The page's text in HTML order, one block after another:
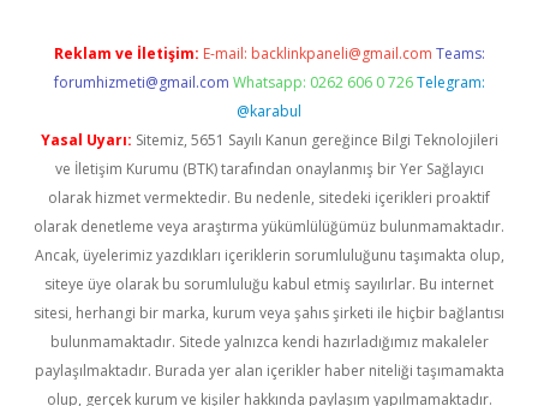
Reklam ve İletişim: E-mail: backlinkpaneli@gmail.com Teams:
forumhizmeti@gmail.com Whatsapp: 0262 606 0 726 Telegram:
@karabul
Yasal Uyarı: Sitemiz, 5651 Sayılı Kanun gereğince Bilgi Teknolojileri
ve İletişim Kurumu (BTK) tarafından onaylanmış bir Yer Sağlayıcı
olarak hizmet vermektedir. Bu nedenle, sitedeki içerikleri proaktif
olarak denetleme veya araştırma yükümlülüğümüz bulunmamaktadır.
Ancak, üyelerimiz yazdıkları içeriklerin sorumluluğunu taşımakta olup,
siteye üye olarak bu sorumluluğu kabul etmiş sayılırlar. Bu internet
sitesi, herhangi bir marka, kurum veya şahıs şirketi ile hiçbir bağlantısı
bulunmamaktadır. Sitede yalnızca kendi hazırladığımız makaleler
paylaşılmaktadır. Burada yer alan içerikler haber niteliği taşımamakta
olup, gerçek kurum ve kişiler hakkında paylaşım yapılmamaktadır.